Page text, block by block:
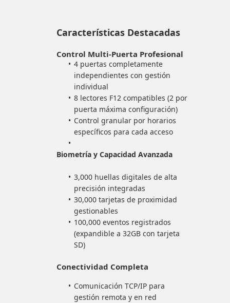
Características Destacadas
Control Multi-Puerta Profesional
4 puertas completamente
independientes con gestión
individual
8 lectores F12 compatibles (2 por
puerta máxima configuración)
Control granular por horarios
específicos para cada acceso
Biometría y Capacidad Avanzada
3,000 huellas digitales de alta
precisión integradas
30,000 tarjetas de proximidad
gestionables
100,000 eventos registrados
(expandible a 32GB con tarjeta
SD)
Conectividad Completa
Comunicación TCP/IP para
gestión remota y en red